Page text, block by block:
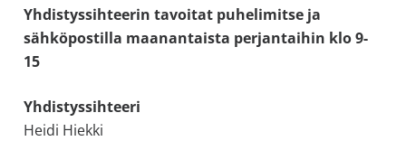
Yhdistyssihteerin tavoitat puhelimitse ja
sähköpostilla maanantaista perjantaihin klo 9-
15
Yhdistyssihteeri
Heidi Hiekki